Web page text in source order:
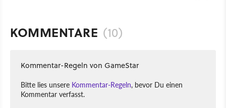
KOMMENTARE (10)
Kommentar-Regeln von GameStar
Bitte lies unsere Kommentar-Regeln, bevor Du einen
Kommentar verfasst.